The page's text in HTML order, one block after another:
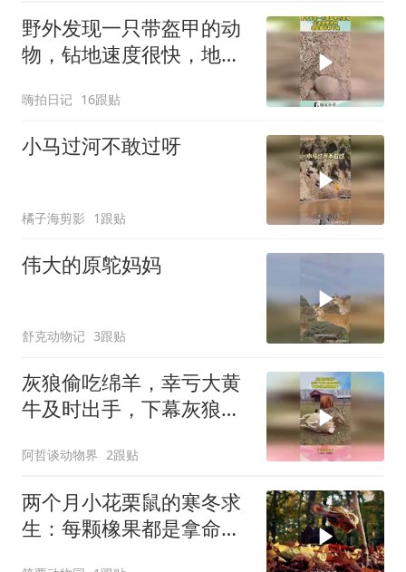
野外发现一只带盔甲的动
物，钻地速度很快，地鼠
嗨拍日记 16跟贴
小马过河不敢过呀
橘子海剪影 1跟贴
伟大的原鸵妈妈
舒克动物记 3跟贴
灰狼偷吃绵羊，幸亏大黄
牛及时出手，下幕灰狼想
阿哲谈动物界 2跟贴
两个月小花栗鼠的寒冬求
生：每颗橡果都是拿命换